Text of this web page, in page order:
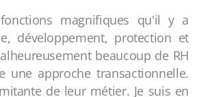
magnifiques qu'il y a
développement, protection et
beaucoup de RH
une approche transactionnelle.
de leur métier. Je suis en